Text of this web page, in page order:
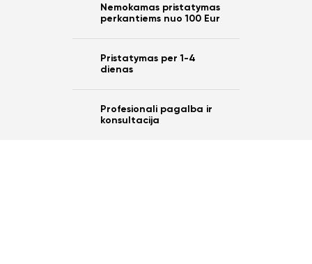
Nemokamas pristatymas
perkantiems nuo 100 Eur
Pristatymas per 1-4
dienas
Profesionali pagalba ir
konsultacija